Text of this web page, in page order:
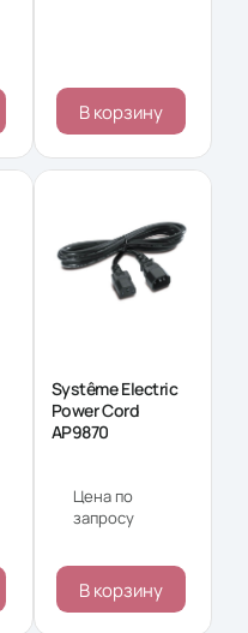
В корзину
Systême Electric
Power Cord
AP9870
Цена по
запросу
В корзину